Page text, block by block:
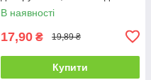
гілці — 1
В наявності
17,90 ₴ 19,89 ₴
Купити